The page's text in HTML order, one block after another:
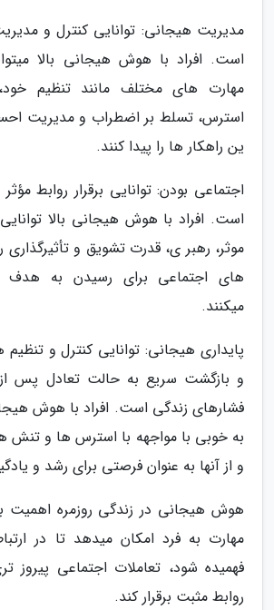
مدیریت هیجانی: توانایی کنترل و
است. افراد با هوش هیجانی بالا
مهارت های مختلف مانند تنظیم
استرس، تسلط بر اضطراب و مدیریت
ین راهکار ها را پیدا کنند.
اجتماعی بودن: توانایی برقرار روابط
است. افراد با هوش هیجانی بالا
موثر، رهبر ی، قدرت تشویق و تأثیرگذاری
های اجتماعی برای رسیدن به هدف
میکنند.
پایداری هیجانی: توانایی کنترل و
و بازگشت سریع به حالت تعادل پس
فشارهای زندگی است. افراد با هوش
به خوبی با مواجهه با استرس ها و تنش ها
و از آنها به عنوان فرصتی برای رشد و
هوش هیجانی در زندگی روزمره اهمیت
مهارت به فرد امکان میدهد تا در
فهمیده شود، تعاملات اجتماعی پیروز
روابط مثبت برقرار کند.